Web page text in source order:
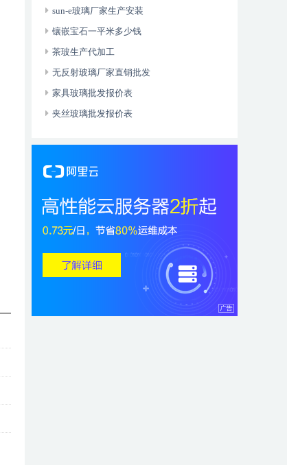
sun-e玻璃厂家生产安装
镶嵌宝石一平米多少钱
茶玻生产代加工
无反射玻璃厂家直销批发
家具玻璃批发报价表
夹丝玻璃批发报价表